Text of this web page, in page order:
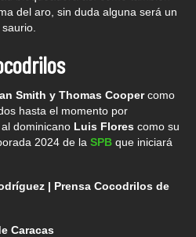
del aro, sin duda alguna será un
Smith y Thomas Coopercomo
hasta el momento por
al dominicano Luis Flores como su
2024 de la SPB que iniciará
| Prensa Cocodrilos de
Caracas